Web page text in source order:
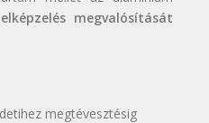
megvalósítását
megtévesztésig